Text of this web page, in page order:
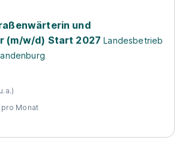
und
(m/w/d) Start 2027 Landesbetrieb
pro Monat